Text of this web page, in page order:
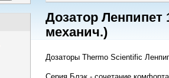
Дозатор
механич.)
Дозаторы Thermo Scientific